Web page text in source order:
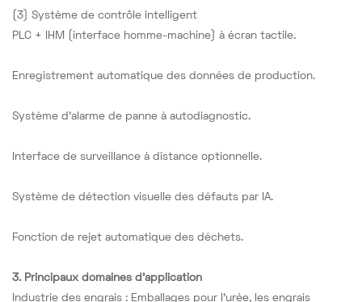
(3) Système de contrôle intelligent
PLC + IHM (interface homme-machine) à écran tactile.
Enregistrement automatique des données de production.
Système d'alarme de panne à autodiagnostic.
Interface de surveillance à distance optionnelle.
Système de détection visuelle des défauts par IA.
Fonction de rejet automatique des déchets.
3. Principaux domaines d'application
Industrie des engrais : Emballages pour l’urée, les engrais